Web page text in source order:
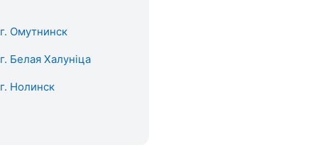
г. Омутнинск
г. Белая Халуніца
г. Нолинск